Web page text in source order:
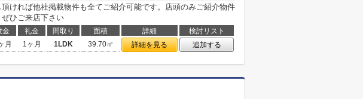
ければ他社掲載物件も全てご紹介可能です。店頭のみご紹介物件
ぜひご来店下さい
金 礼金 間取り 面積 詳細
検討リスト
月 1ヶ月 1LDK 39.70㎡ 詳細を見る 追加する